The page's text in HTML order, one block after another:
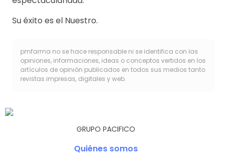
Su éxito es el Nuestro.
pmfarma no se hace responsable ni se identifica con las
opiniones, informaciones, ideas o conceptos vertidos en los
artículos de opinión publicados en todos sus medios tanto
revistas impresas, digitales y web.
GRUPO PACIFICO
Quiénes somos